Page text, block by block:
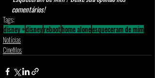
comentários!
Tags:
disney +disneyreboothome aloneesqueceram de mim
Notícias
Cinefilos